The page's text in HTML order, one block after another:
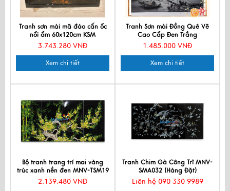
Tranh sơn mài mã đáo cấn ốc
nổi ấm 60x120cm KSM
TSM60120K-MĐN
3.743.280 VNĐ
Xem chi tiết
Tranh Sơn mài Đồng Quê Vẽ
Cao Cấp Đen Trắng
TSMCC584-3
1.485.000 VNĐ
Xem chi tiết
Bộ tranh trang trí mai vàng
trúc xanh nền đen MNV-TSM19
2.139.480 VNĐ
Tranh Chim Gà Công Trĩ MNV-
SMA032 (Hàng Đặt)
Liên hệ 090 330 9989